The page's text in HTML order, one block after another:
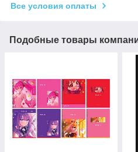
Все условия оплаты
Подобные товары